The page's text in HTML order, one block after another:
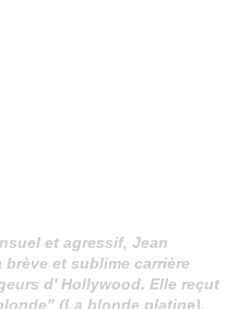
et agressif, Jean
et sublime carrière
d' Hollywood. Elle reçut
(La blonde platine).